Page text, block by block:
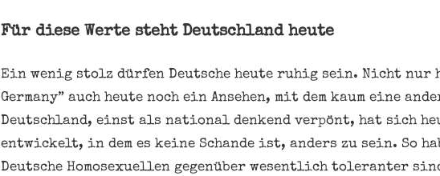
Für diese Werte steht Deutschland heute
Ein wenig stolz dürfen Deutsche heute ruhig sein. Nicht nur
Germany” auch heute noch ein Ansehen, mit dem kaum eine
Deutschland, einst als national denkend verpönt, hat sich
entwickelt, in dem es keine Schande ist, anders zu sein. So
Deutsche Homosexuellen gegenüber wesentlich toleranter